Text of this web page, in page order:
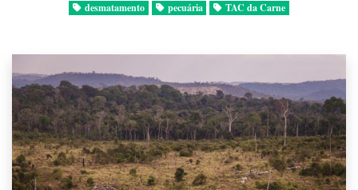
desmatamento pecuária TAC da Carne